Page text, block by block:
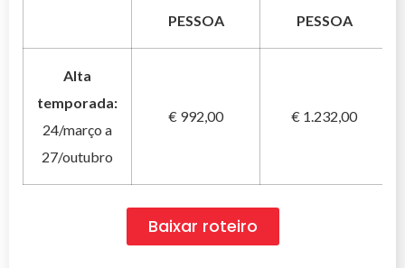
PESSOA
PESSOA
Alta
temporada:
24/março a
27/outubro
€ 992,00 € 1.232,00
Baixar roteiro